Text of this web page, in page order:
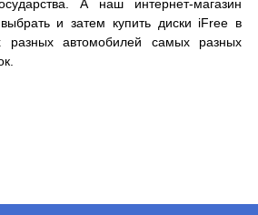
А наш интернет-магазин
и затем купить диски iFree в
автомобилей самых разных